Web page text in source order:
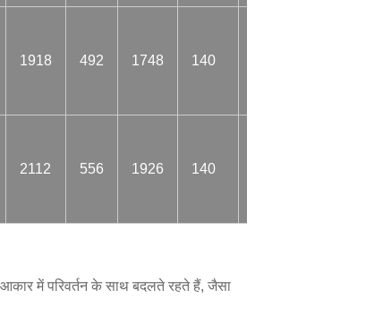
1918 492 1748 140
2112 556 1926 140
में परिवर्तन के साथ बदलते रहते हैं, जैसा